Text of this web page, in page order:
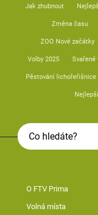
Jak zhubnout
Změna času
ZOO Nové začátky
Volby 2025 Svařené
Pěstování lichořeřišnice
O FTV Prima
Volná místa